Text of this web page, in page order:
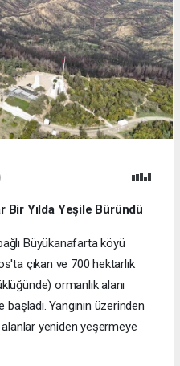
Bir Yılda Yeşile Büründü
Büyükanafarta köyü
çıkan ve 700 hektarlık
ormanlık alanı
Yangının üzerinden
alanlar yeniden yeşermeye